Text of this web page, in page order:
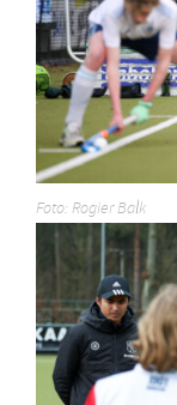
Foto: Rogier Balk